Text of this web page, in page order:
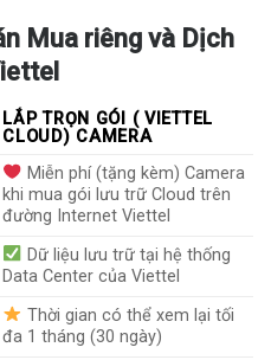
Mua riêng và Dịch
LẮP TRỌN GÓI ( VIETTEL
CLOUD) CAMERA
Miễn phí (tặng kèm) Camera
khi mua gói lưu trữ Cloud trên
đường Internet Viettel
Dữ liệu lưu trữ tại hệ thống
Data Center của Viettel
Thời gian có thể xem lại tối
đa 1 tháng (30 ngày)